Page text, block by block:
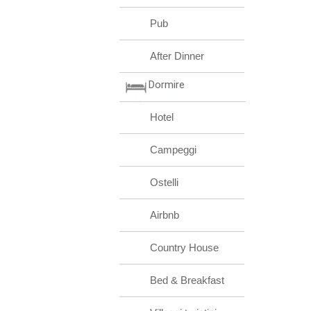
Pub
After Dinner
Dormire
Hotel
Campeggi
Ostelli
Airbnb
Country House
Bed & Breakfast